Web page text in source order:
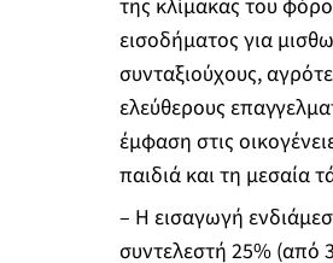
της κλίμακας του
εισοδήματος για
συνταξιούχους,
ελεύθερους
έμφαση στις
παιδιά και τη μεσαία
– Η εισαγωγή
συντελεστή 25% (από